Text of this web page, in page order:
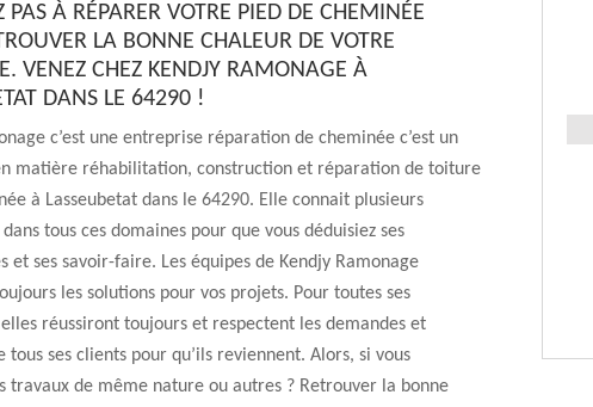
PAS À RÉPARER VOTRE PIED DE CHEMINÉE
LA BONNE CHALEUR DE VOTRE
VENEZ CHEZ KENDJY RAMONAGE À
DANS LE 64290 !
c’est une entreprise réparation de cheminée c’est un
matière réhabilitation, construction et réparation de toiture
à Lasseubetat dans le 64290. Elle connait plusieurs
tous ces domaines pour que vous déduisiez ses
et ses savoir-faire. Les équipes de Kendjy Ramonage
les solutions pour vos projets. Pour toutes ses
réussiront toujours et respectent les demandes et
tous ses clients pour qu’ils reviennent. Alors, si vous
travaux de même nature ou autres ? Retrouver la bonne